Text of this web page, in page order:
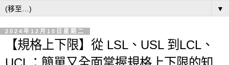
▼
2024年12月10日星期二
【規格上下限】從 LSL、USL 到LCL、